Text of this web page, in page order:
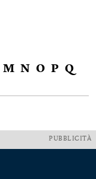
M N O P Q
PUBBLICITÀ